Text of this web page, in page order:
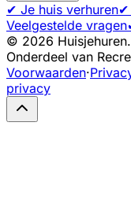
✔ Je huis verhuren✔
Veelgestelde vragen
© 2026
Onderdeel van
Voorwaarden·
privacy